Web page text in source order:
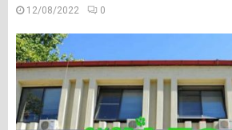
12/08/2022 0